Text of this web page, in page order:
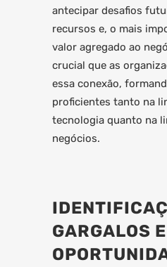
antecipar desafios
recursos e, o mais
valor agregado ao
crucial que as
essa conexão,
proficientes tanto na
tecnologia quanto na
negócios.
GARGALOS E